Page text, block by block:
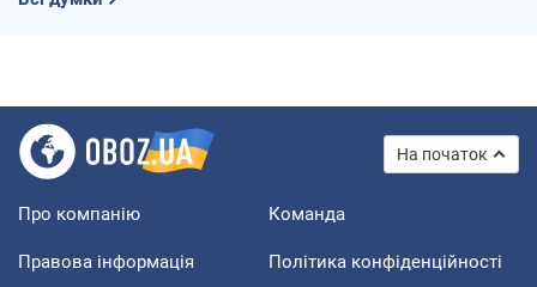
На початок
Про компанію Команда
Правова інформація Політика конфіденційності